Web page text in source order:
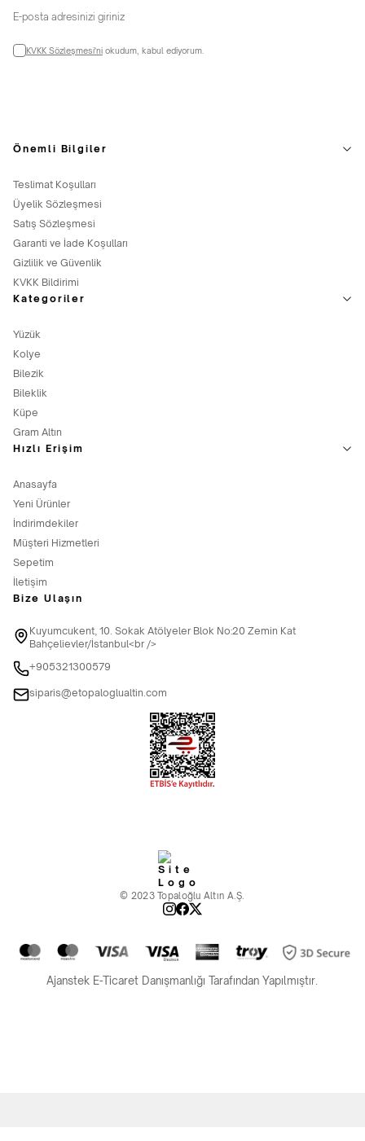
KVKK Sözleşmesi'ni okudum, kabul ediyorum.
Önemli Bilgiler
Teslimat Koşulları
Üyelik Sözleşmesi
Satış Sözleşmesi
Garanti ve İade Koşulları
Gizlilik ve Güvenlik
KVKK Bildirimi
Kategoriler
Yüzük
Kolye
Bilezik
Bileklik
Küpe
Gram Altın
Hızlı Erişim
Anasayfa
Yeni Ürünler
İndirimdekiler
Müşteri Hizmetleri
Sepetim
İletişim
Bize Ulaşın
Kuyumcukent, 10. Sokak Atölyeler Blok No:20 Zemin Kat
Bahçelievler/İstanbul<br />
+905321300579
siparis@etopaloglualtin.com
© 2023 Topaloğlu Altın A.Ş.
Ajanstek E-Ticaret Danışmanlığı Tarafından Yapılmıştır.